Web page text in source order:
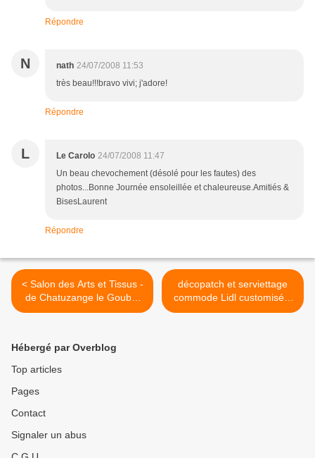
Répondre
N nath 24/07/2008 11:53
très beau!!!bravo vivi; j'adore!
Répondre
L Le Carolo 24/07/2008 11:47
Un beau chevochement (désolé pour les fautes) des
photos...Bonne Journée ensoleillée et chaleureuse.Amitiés &
BisesLaurent
Répondre
< Salon des Arts et Tissus -
de Chatuzange le Goubet
dans la Drôme
décopatch et serviettage
commode Lidl customisée/
une belle de Guyane >
Hébergé par Overblog
Top articles
Pages
Contact
Signaler un abus